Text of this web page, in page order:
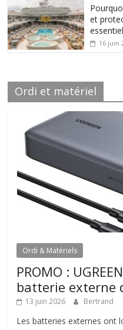
et
16 juin
Ordi et matériel
Ordi & Matériels
PROMO :
batterie externe
13 juin 2026 Bertrand
Les batteries externes ont